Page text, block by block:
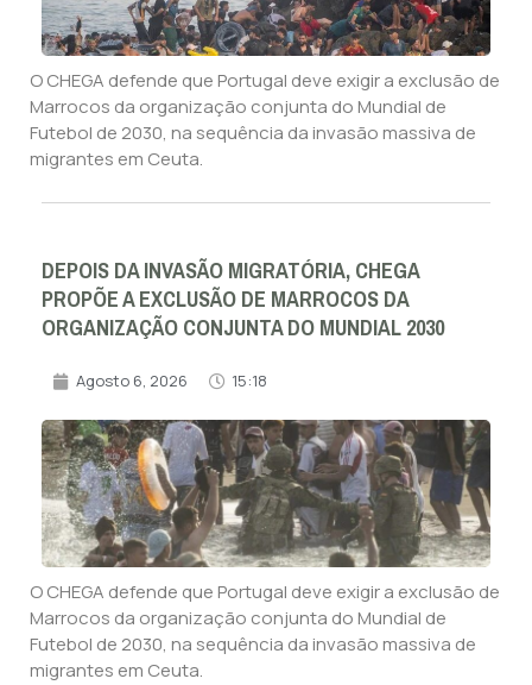
O CHEGA defende que Portugal deve exigir a exclusão de
Marrocos da organização conjunta do Mundial de
Futebol de 2030, na sequência da invasão massiva de
migrantes em Ceuta.
DEPOIS DA INVASÃO MIGRATÓRIA, CHEGA
PROPÕE A EXCLUSÃO DE MARROCOS DA
ORGANIZAÇÃO CONJUNTA DO MUNDIAL 2030
Agosto 6, 2026 15:18
O CHEGA defende que Portugal deve exigir a exclusão de
Marrocos da organização conjunta do Mundial de
Futebol de 2030, na sequência da invasão massiva de
migrantes em Ceuta.